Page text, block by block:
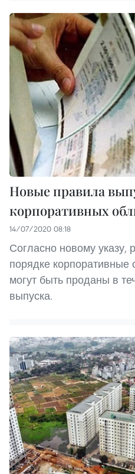
Новые правила
корпоративных
14/07/2020 08:18
Согласно новому
порядке
могут быть проданы в
выпуска.